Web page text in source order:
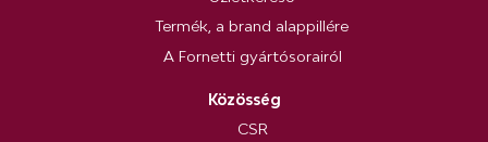
Termék, a brand alappillére
A Fornetti gyártósorairól
Közösség
CSR